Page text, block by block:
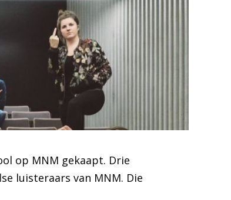
op MNM gekaapt. Drie
luisteraars van MNM. Die